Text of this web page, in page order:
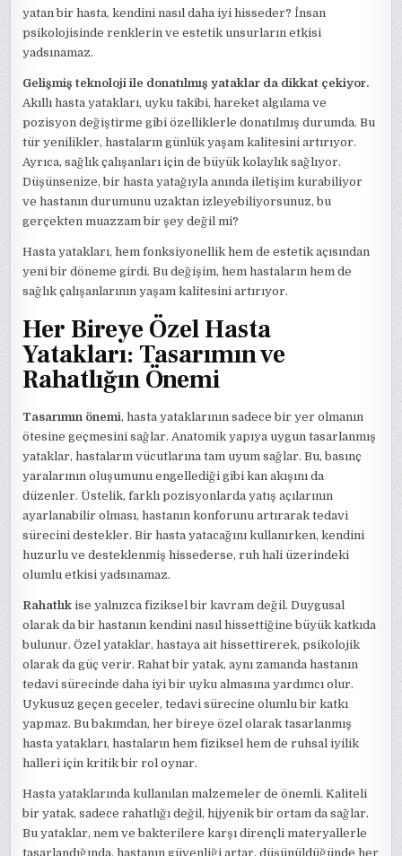
yatan bir hasta, kendini nasıl daha iyi hisseder? İnsan
psikolojisinde renklerin ve estetik unsurların etkisi
yadsınamaz.
Gelişmiş teknoloji ile donatılmış yataklar da dikkat çekiyor.
Akıllı hasta yatakları, uyku takibi, hareket algılama ve
pozisyon değiştirme gibi özelliklerle donatılmış durumda. Bu
tür yenilikler, hastaların günlük yaşam kalitesini artırıyor.
Ayrıca, sağlık çalışanları için de büyük kolaylık sağlıyor.
Düşünsenize, bir hasta yatağıyla anında iletişim kurabiliyor
ve hastanın durumunu uzaktan izleyebiliyorsunuz, bu
gerçekten muazzam bir şey değil mi?
Hasta yatakları, hem fonksiyonellik hem de estetik açısından
yeni bir döneme girdi. Bu değişim, hem hastaların hem de
sağlık çalışanlarının yaşam kalitesini artırıyor.
Her Bireye Özel Hasta
Yatakları: Tasarımın ve
Rahatlığın Önemi
Tasarımın önemi, hasta yataklarının sadece bir yer olmanın
ötesine geçmesini sağlar. Anatomik yapıya uygun tasarlanmış
yataklar, hastaların vücutlarına tam uyum sağlar. Bu, basınç
yaralarının oluşumunu engellediği gibi kan akışını da
düzenler. Üstelik, farklı pozisyonlarda yatış açılarının
ayarlanabilir olması, hastanın konforunu artırarak tedavi
sürecini destekler. Bir hasta yatacağını kullanırken, kendini
huzurlu ve desteklenmiş hissederse, ruh hali üzerindeki
olumlu etkisi yadsınamaz.
Rahatlık ise yalnızca fiziksel bir kavram değil. Duygusal
olarak da bir hastanın kendini nasıl hissettiğine büyük katkıda
bulunur. Özel yataklar, hastaya ait hissettirerek, psikolojik
olarak da güç verir. Rahat bir yatak, aynı zamanda hastanın
tedavi sürecinde daha iyi bir uyku almasına yardımcı olur.
Uykusuz geçen geceler, tedavi sürecine olumlu bir katkı
yapmaz. Bu bakımdan, her bireye özel olarak tasarlanmış
hasta yatakları, hastaların hem fiziksel hem de ruhsal iyilik
halleri için kritik bir rol oynar.
Hasta yataklarında kullanılan malzemeler de önemli. Kaliteli
bir yatak, sadece rahatlığı değil, hijyenik bir ortam da sağlar.
Bu yataklar, nem ve bakterilere karşı dirençli materyallerle
tasarlandığında, hastanın güvenliği artar. düşünüldüğünde her